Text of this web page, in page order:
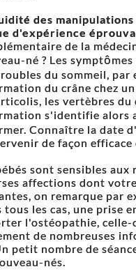
des
d'expérience
de la
né ? Les
du sommeil,
du crâne chez
les vertèbres du
s'identifie alors
Connaître la date
de façon efficace
sont sensibles
affections dont
on remarque par
tous les cas, une prise
l'ostéopathie, celle-
de nombreuses
petit nombre de
nés.